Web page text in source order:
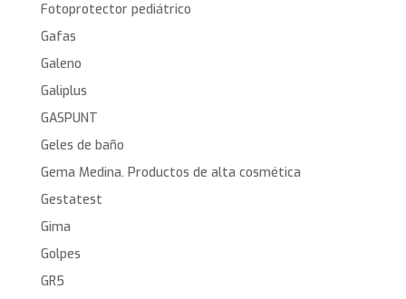
Fotoprotector pediátrico
Gafas
Galeno
Galiplus
GASPUNT
Geles de baño
Gema Medina. Productos de alta cosmética
Gestatest
Gima
Golpes
GR5